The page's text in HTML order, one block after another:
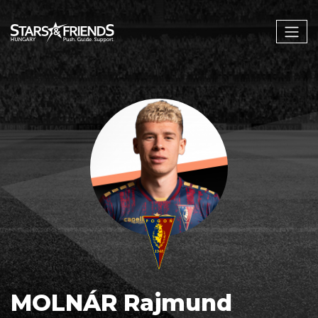
MOLNÁR Rajmund